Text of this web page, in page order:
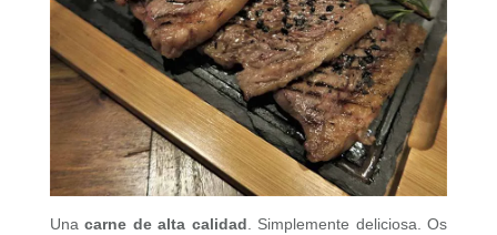
Unacarne de alta calidad. Simplemente deliciosa. Os